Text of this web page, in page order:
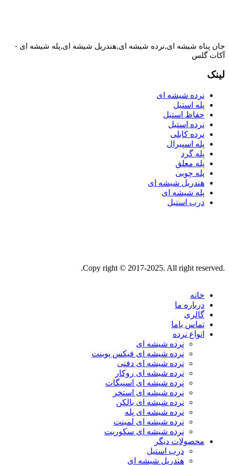
جان پناه شیشه ای,نرده شیشه ای,هندریل شیشه ای,پله شیشه ای -
آکات گلس
لینک
نرده شیشه ای
پله استیل
حفاظ استیل
نرده استیل
نرده کابلی
پله اسپیرال
پله گرد
پله معلق
پله چوبی
هندریل شیشه ای
پله شیشه ای
درب استیل
.Copy right © 2017-2025. All right reserved.
خانه
درباره ما
گالری
تماس باما
انواع نرده
نرده شیشه ای
نرده شیشه ای فیکس پوینت
نرده شیشه ای دفنی
نرده شیشه ای روکار
نرده شیشه ای اسپیگات
نرده شیشه ای استخر
نرده شیشه ای بالکن
نرده شیشه ای پله
نرده شیشه ای لمینت
نرده شیشه ای سکوریت
محصولات دیگر
درب استیل
هندریل شیشه ای